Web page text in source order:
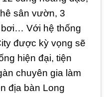
sân vườn, 3
bơi… Với hệ thống
được kỳ vọng sẽ
hiện đại, tiện
chuyên gia làm
địa bàn Long